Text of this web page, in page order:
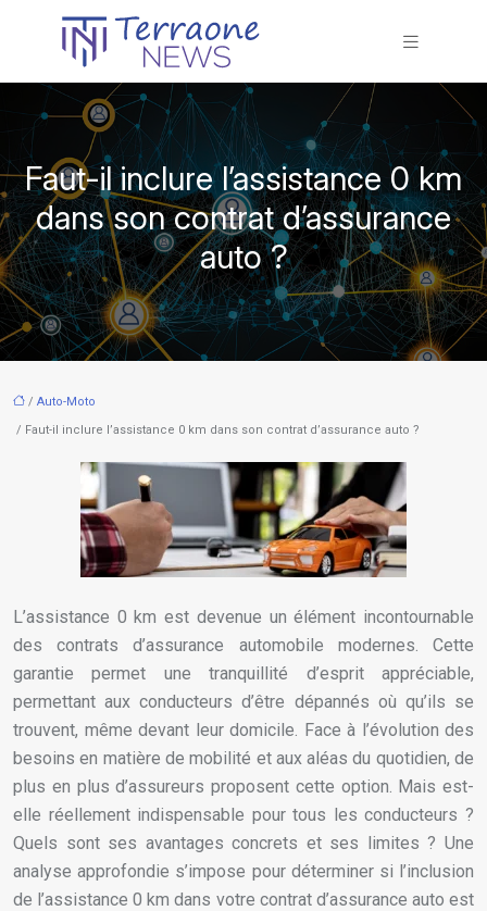
Faut-il inclure l’assistance 0 km
dans son contrat d’assurance
auto ?
/ Auto-Moto
/ Faut-il inclure l’assistance 0 km dans son contrat d’assurance auto ?
L’assistance 0 km est devenue un élément incontournable
des contrats d’assurance automobile modernes. Cette
garantie permet une tranquillité d’esprit appréciable,
permettant aux conducteurs d’être dépannés où qu’ils se
trouvent, même devant leur domicile. Face à l’évolution des
besoins en matière de mobilité et aux aléas du quotidien, de
plus en plus d’assureurs proposent cette option. Mais est-
elle réellement indispensable pour tous les conducteurs ?
Quels sont ses avantages concrets et ses limites ? Une
analyse approfondie s’impose pour déterminer si l’inclusion
de l’assistance 0 km dans votre contrat d’assurance auto est